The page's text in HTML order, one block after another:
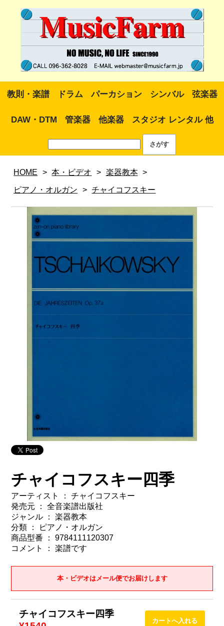
教則・楽譜 ドラム パーカション シンバル 弦楽器
DAW・DTM 管楽器 他楽器 スタジオ レンタル 他
HOME > 本・ビデオ > 楽器教本 >
ピアノ・オルガン > チャイコフスキー
チャイコフスキー四季
アーティスト ： チャイコフスキー
発売元 ： 全音楽譜出版社
ジャンル ： 楽器教本
分類 ： ピアノ・オルガン
商品型番 ： 9784111120307
コメント ： 楽譜です
本・ビデオはメール便でお届けします
チャイコフスキー四季